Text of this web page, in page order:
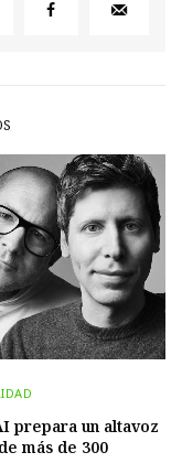
prepara un altavoz
más de 300